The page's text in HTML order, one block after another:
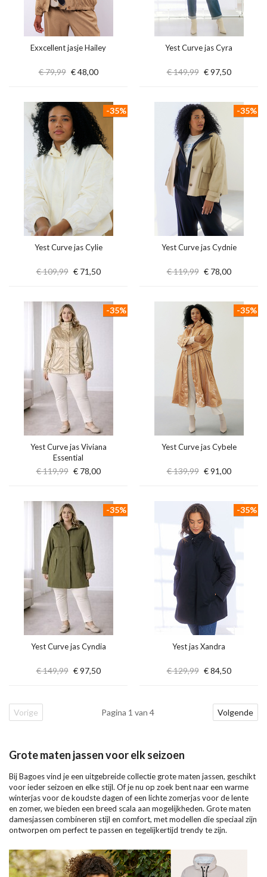
Exxcellent jasje Hailey
€ 79,99 € 48,00
Yest Curve jas Cyra
€ 149,99 € 97,50
Yest Curve jas Cylie
€ 109,99 € 71,50
-35%
Yest Curve jas Cydnie
€ 119,99 € 78,00
-35%
Yest Curve jas Viviana
Essential
€ 119,99 € 78,00
-35%
Yest Curve jas Cybele
€ 139,99 € 91,00
-35%
Yest Curve jas Cyndia
€ 149,99 € 97,50
-35%
Yest jas Xandra
€ 129,99 € 84,50
-35%
Vorige Pagina 1 van 4 Volgende
Grote maten jassen voor elk seizoen
Bij Bagoes vind je een uitgebreide collectie grote maten jassen, geschikt
voor ieder seizoen en elke stijl. Of je nu op zoek bent naar een warme
winterjas voor de koudste dagen of een lichte zomerjas voor de lente
en zomer, we bieden een breed scala aan mogelijkheden. Grote maten
damesjassen combineren stijl en comfort, met modellen die speciaal zijn
ontworpen om perfect te passen en tegelijkertijd trendy te zijn.